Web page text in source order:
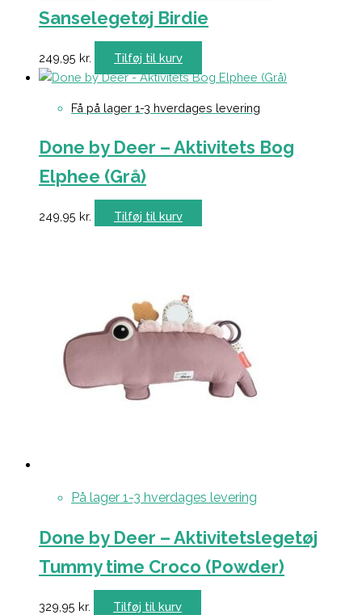
Sanselegetøj Birdie
249,95 kr. Tilføj til kurv
Få på lager 1-3 hverdages levering
Done by Deer – Aktivitets Bog
Elphee (Grå)
249,95 kr. Tilføj til kurv
På lager 1-3 hverdages levering
Done by Deer – Aktivitetslegetøj
Tummy time Croco (Powder)
329,95 kr. Tilføj til kurv